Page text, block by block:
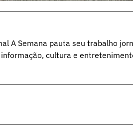
A Semana pauta seu trabalho
cultura e